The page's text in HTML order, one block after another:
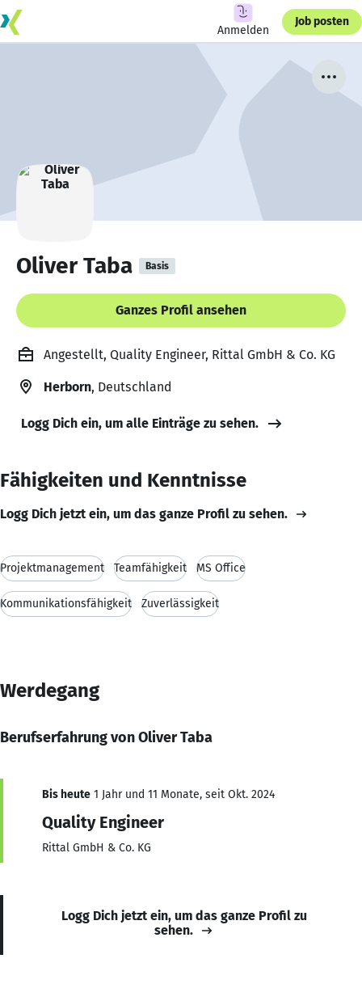
Anmelden
Job posten
Oliver Taba Basis
Ganzes Profil ansehen
Angestellt, Quality Engineer, Rittal GmbH & Co. KG
Herborn, Deutschland
Logg Dich ein, um alle Einträge zu sehen.
Fähigkeiten und Kenntnisse
Logg Dich jetzt ein, um das ganze Profil zu sehen.
Projektmanagement Teamfähigkeit MS Office
Kommunikationsfähigkeit Zuverlässigkeit
Werdegang
Berufserfahrung von Oliver Taba
Bis heute 1 Jahr und 11 Monate, seit Okt. 2024
Quality Engineer
Rittal GmbH & Co. KG
Logg Dich jetzt ein, um das ganze Profil zu
sehen.